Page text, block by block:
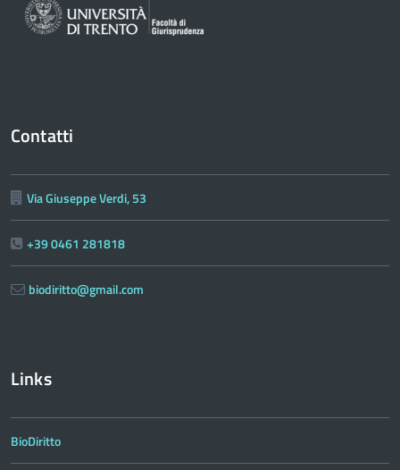
Contatti
Via Giuseppe Verdi, 53
+39 0461 281818
biodiritto@gmail.com
Links
BioDiritto